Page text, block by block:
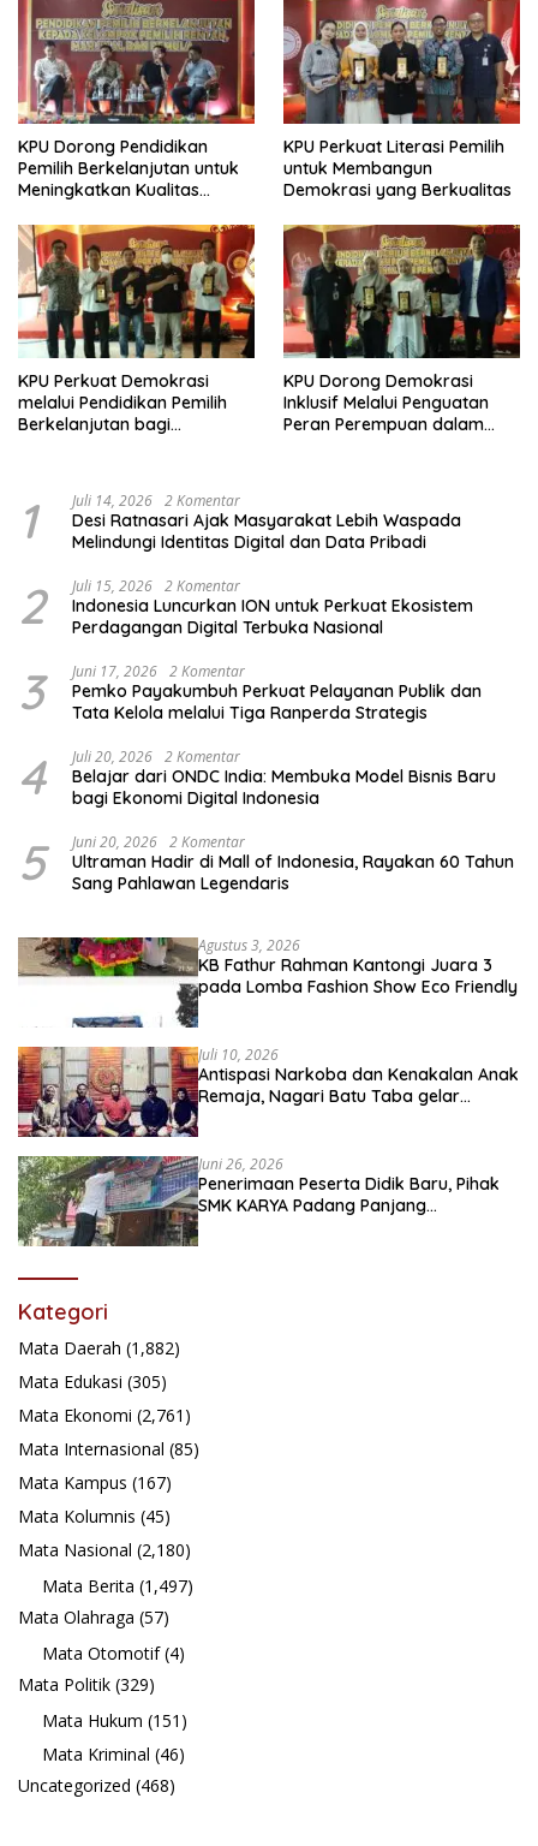
KPU Dorong Pendidikan
Pemilih Berkelanjutan untuk
Meningkatkan Kualitas
KPU Perkuat Literasi Pemilih
untuk Membangun
Demokrasi yang Berkualitas
KPU Perkuat Demokrasi
melalui Pendidikan Pemilih
Berkelanjutan bagi
KPU Dorong Demokrasi
Inklusif Melalui Penguatan
Peran Perempuan dalam
1 Juli 14, 2026 2 Komentar
Desi Ratnasari Ajak Masyarakat Lebih Waspada
Melindungi Identitas Digital dan Data Pribadi
2 Juli 15, 2026 2 Komentar
Indonesia Luncurkan ION untuk Perkuat Ekosistem
Perdagangan Digital Terbuka Nasional
3 Juni 17, 2026 2 Komentar
Pemko Payakumbuh Perkuat Pelayanan Publik dan
Tata Kelola melalui Tiga Ranperda Strategis
4 Juli 20, 2026 2 Komentar
Belajar dari ONDC India: Membuka Model Bisnis Baru
bagi Ekonomi Digital Indonesia
5 Juni 20, 2026 2 Komentar
Ultraman Hadir di Mall of Indonesia, Rayakan 60 Tahun
Sang Pahlawan Legendaris
Agustus 3, 2026
KB Fathur Rahman Kantongi Juara 3
pada Lomba Fashion Show Eco Friendly
Juli 10, 2026
Antispasi Narkoba dan Kenakalan Anak
Remaja, Nagari Batu Taba gelar
Juni 26, 2026
Penerimaan Peserta Didik Baru, Pihak
SMK KARYA Padang Panjang
Kategori
Mata Daerah (1,882)
Mata Edukasi (305)
Mata Ekonomi (2,761)
Mata Internasional (85)
Mata Kampus (167)
Mata Kolumnis (45)
Mata Nasional (2,180)
Mata Berita (1,497)
Mata Olahraga (57)
Mata Otomotif(4)
Mata Politik (329)
Mata Hukum (151)
Mata Kriminal (46)
Uncategorized (468)